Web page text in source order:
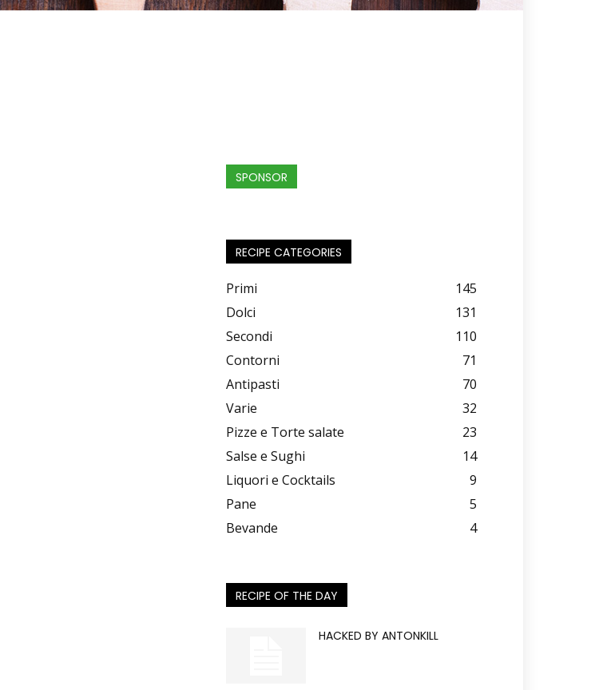
SPONSOR
RECIPE CATEGORIES
Primi
145
Dolci
131
Secondi
110
Contorni
71
Antipasti
70
Varie
32
Pizze e Torte salate
23
Salse e Sughi
14
Liquori e Cocktails
9
Pane
5
Bevande
4
RECIPE OF THE DAY
HACKED BY ANTONKILL